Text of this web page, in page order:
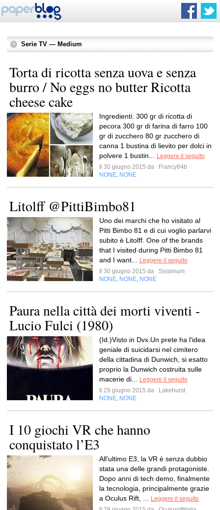
Serie TV — Medium
Torta di ricotta senza uova e senza
burro / No eggs no butter Ricotta
cheese cake
Ingredienti: 300 gr di ricotta di
pecora 300 gr di farina di farro 100
gr di zucchero 80 gr zucchero di
canna 1 bustina di lievito per dolci in
polvere 1 bustin...
Leggere il seguito
Il 30 giugno 2015 da
Francy84b
NONE NONE
Litolff @PittiBimbo81
Uno dei marchi che ho visitato al
Pitti Bimbo 81 e di cui voglio parlarvi
subito è Litolff. One of the brands
that I visited during Pitti Bimbo 81
and I want...
Leggere il seguito
Il 30 giugno 2015 da
Sissimum
NONE NONE NONE
Paura nella città dei morti viventi -
Lucio Fulci (1980)
(Id.)Visto in Dvx.Un prete ha l'idea
geniale di suicidarsi nel cimitero
della cittadina di Dunwich, si esatto
proprio la Dunwich costruita sulle
macerie di...
Leggere il seguito
Il 29 giugno 2015 da
Lakehurst
NONE NONE
I 10 giochi VR che hanno
conquistato l’E3
All'ultimo E3, la VR è senza dubbio
stata una delle grandi protagoniste.
Dopo anni di tech demo, finalmente
la tecnologia, principalmente grazie
a Oculus Rift, ...
Leggere il seguito